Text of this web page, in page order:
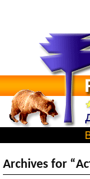
Archives for